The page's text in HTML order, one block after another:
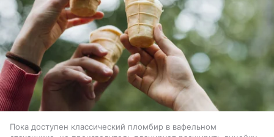
Пока доступен классический пломбир в вафельном